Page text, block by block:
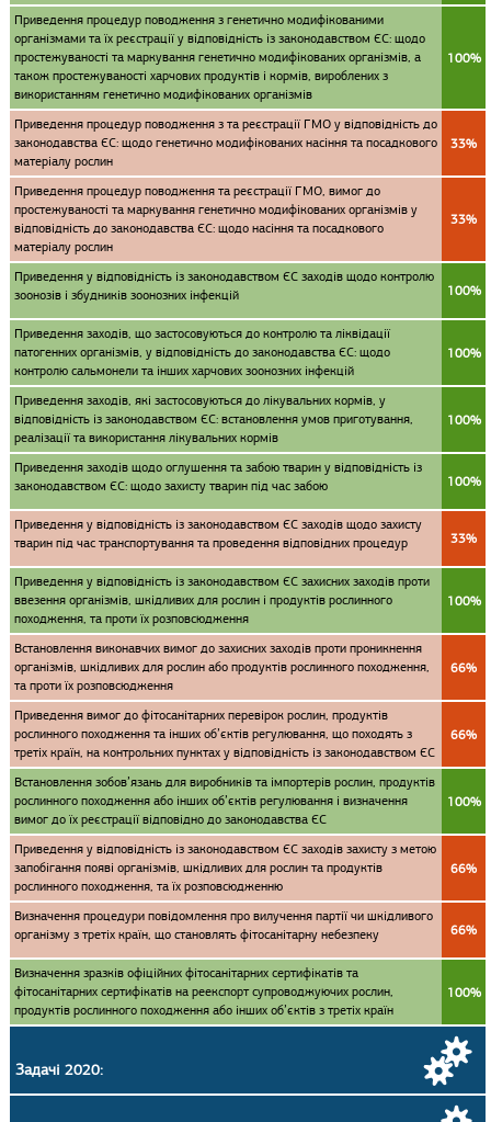
Приведення процедур поводження з генетично модифікованими
організмами та їх реєстрації у відповідність із законодавством ЄС: щодо
простежуваності та маркування генетично модифікованих організмів, а
також простежуваності харчових продуктів і кормів, вироблених з
використанням генетично модифікованих організмів
100%
Приведення процедур поводження з та реєстрації ГМО у відповідність до
законодавства ЄС: щодо генетично модифікованих насіння та посадкового
матеріалу рослин
33%
Приведення процедур поводження та реєстрації ГМО, вимог до
простежуваності та маркування генетично модифікованих організмів у
відповідність до законодавства ЄС: щодо насіння та посадкового
матеріалу рослин
33%
Приведення у відповідність із законодавством ЄС заходів щодо контролю
зоонозів і збудників зоонозних інфекцій
100%
Приведення заходів, що застосовуються до контролю та ліквідації
патогенних організмів, у відповідність до законодавства ЄС: щодо
контролю сальмонели та інших харчових зоонозних інфекцій
100%
Приведення заходів, які застосовуються до лікувальних кормів, у
відповідність із законодавством ЄС: встановлення умов приготування,
реалізації та використання лікувальних кормів
100%
Приведення заходів щодо оглушення та забою тварин у відповідність із
законодавством ЄС: щодо захисту тварин під час забою
100%
Приведення у відповідність із законодавством ЄС заходів щодо захисту
тварин під час транспортування та проведення відповідних процедур
33%
Приведення у відповідність із законодавством ЄС захисних заходів проти
ввезення організмів, шкідливих для рослин і продуктів рослинного
походження, та проти їх розповсюдження
100%
Встановлення виконавчих вимог до захисних заходів проти проникнення
організмів, шкідливих для рослин або продуктів рослинного походження,
та проти їх розповсюдження
66%
Приведення вимог до фітосанітарних перевірок рослин, продуктів
рослинного походження та інших об’єктів регулювання, що походять з
третіх країн, на контрольних пунктах у відповідність із законодавством ЄС
66%
Встановлення зобов’язань для виробників та імпортерів рослин, продуктів
рослинного походження або інших об’єктів регулювання і визначення
вимог до їх реєстрації відповідно до законодавства ЄС
100%
Приведення у відповідність із законодавством ЄС заходів захисту з метою
запобігання появі організмів, шкідливих для рослин та продуктів
рослинного походження, та їх розповсюдженню
66%
Визначення процедури повідомлення про вилучення партії чи шкідливого
організму з третіх країн, що становлять фітосанітарну небезпеку
66%
Визначення зразків офіційних фітосанітарних сертифікатів та
фітосанітарних сертифікатів на реекспорт супроводжуючих рослин,
продуктів рослинного походження або інших об’єктів з третіх країн
100%
Задачі 2020: